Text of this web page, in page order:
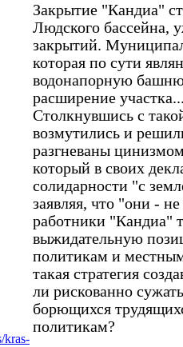
Закрытие "Кандиа"
Людского бассейна,
закрытий.
которая по сути
водонапорную
расширение
Столкнувшись с
возмутились и
разгневаны
который в своих
солидарности "с
заявляя, что "они -
работники "Кандиа"
выжидательную
политикам и
такая стратегия
ли рискованно
борющихся
политикам?